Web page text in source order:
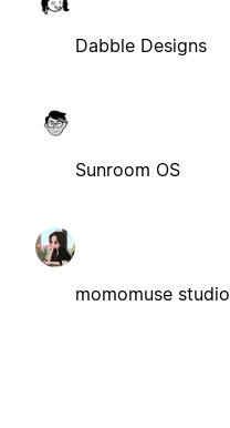
Dabble Designs
Sunroom OS
momomuse studio